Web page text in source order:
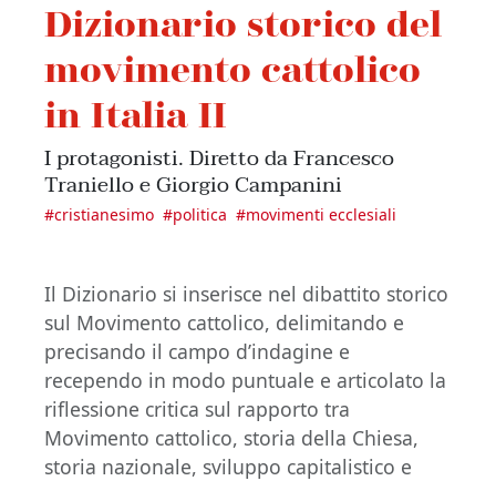
Dizionario storico del
movimento cattolico
in Italia II
I protagonisti. Diretto da Francesco
Traniello e Giorgio Campanini
#cristianesimo #politica #movimenti ecclesiali
Il Dizionario si inserisce nel dibattito storico
sul Movimento cattolico, delimitando e
precisando il campo d’indagine e
recependo in modo puntuale e articolato la
riflessione critica sul rapporto tra
Movimento cattolico, storia della Chiesa,
storia nazionale, sviluppo capitalistico e